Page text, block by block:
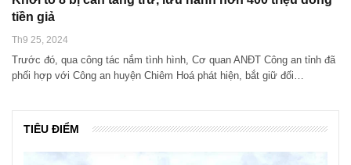
tiền giả
Th9 25, 2024
Trước đó, qua công tác nắm tình hình, Cơ quan ANĐT Công an tỉnh đã
phối hợp với Công an huyện Chiêm Hoá phát hiện, bắt giữ đối…
TIÊU ĐIỂM